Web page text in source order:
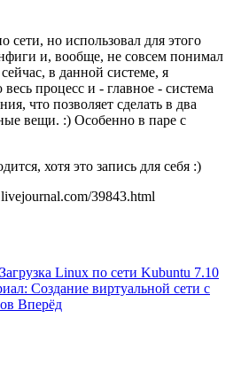
сети, но использовал для этого
и, вообще, не совсем понимал
в данной системе, я
процесс и - главное - система
что позволяет сделать в два
вещи. :) Особенно в паре с
хотя это запись для себя :)
39843.html
Linux по сети Kubuntu 7.10
Создание виртуальной сети с
Вперёд